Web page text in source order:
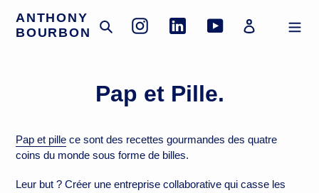
ANTHONY
BOURBON
RechercherInstagramLinkedinYouTubeSe
Pap et Pille.
Pap et pille ce sont des recettes gourmandes des quatre
coins du monde sous forme de billes.
Leur but ? Créer une entreprise collaborative qui casse les